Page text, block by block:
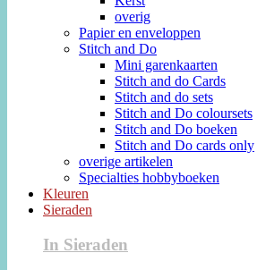
overig
Papier en enveloppen
Stitch and Do
Mini garenkaarten
Stitch and do Cards
Stitch and do sets
Stitch and Do coloursets
Stitch and Do boeken
Stitch and Do cards only
overige artikelen
Specialties hobbyboeken
Kleuren
Sieraden
In Sieraden